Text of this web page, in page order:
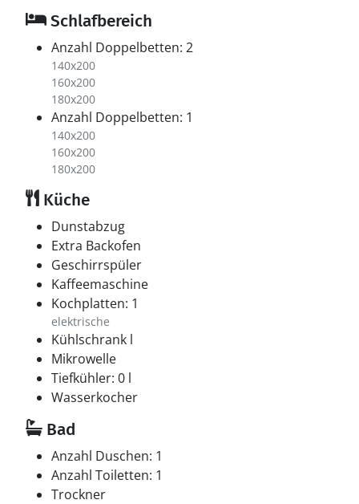
Schlafbereich
Anzahl Doppelbetten: 2
140x200
160x200
180x200
Anzahl Doppelbetten: 1
140x200
160x200
180x200
Küche
Dunstabzug
Extra Backofen
Geschirrspüler
Kaffeemaschine
Kochplatten: 1
elektrische
Kühlschrank l
Mikrowelle
Tiefkühler: 0 l
Wasserkocher
Bad
Anzahl Duschen: 1
Anzahl Toiletten: 1
Trockner